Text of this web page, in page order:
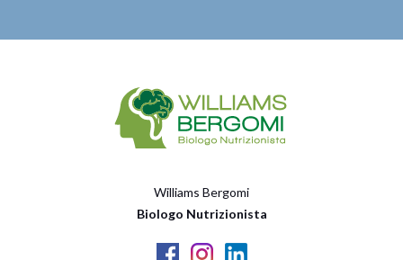
Williams Bergomi
Biologo Nutrizionista